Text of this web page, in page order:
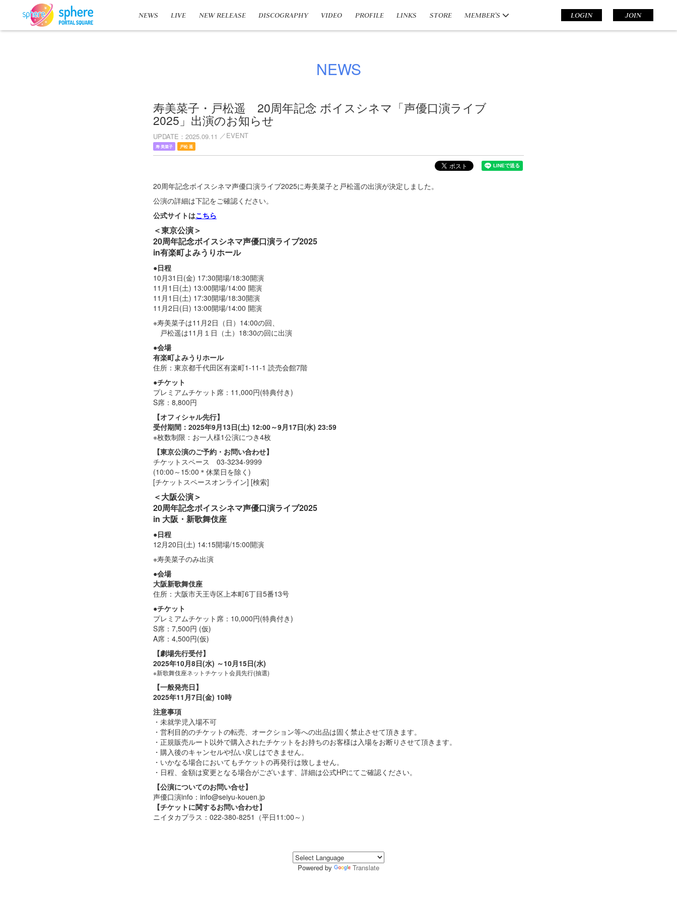
NEWS LIVE NEW RELEASE DISCOGRAPHY VIDEO PROFILE LINKS STORE MEMBER’S LOGIN JOIN
NEWS
寿美菜子・戸松遥 20周年記念 ボイスシネマ「声優口演ライブ
2025」出演のお知らせ
UPDATE 2025.09.11 EVENT
寿 美菜子 戸松 遥
20周年記念ボイスシネマ声優口演ライブ2025に寿美菜子と戸松遥の出演が決定しました。
公演の詳細は下記をご確認ください。
公式サイトはこちら
＜東京公演＞
20周年記念ボイスシネマ声優口演ライブ2025
in有楽町よみうりホール
●日程
10月31日(金) 17:30開場/18:30開演
11月1日(土) 13:00開場/14:00 開演
11月1日(土) 17:30開場/18:30開演
11月2日(日) 13:00開場/14:00 開演
※寿美菜子は11月2日（日）14:00の回、
戸松遥は11月１日（土）18:30の回に出演
●会場
有楽町よみうりホール
住所：東京都千代田区有楽町1-11-1 読売会館7階
●チケット
プレミアムチケット席：11,000円(特典付き)
S席：8,800円
【オフィシャル先行】
受付期間：2025年9月13日(土) 12:00～9月17日(水) 23:59
※枚数制限：お一人様1公演につき4枚
【東京公演のご予約・お問い合わせ】
チケットスペース 03-3234-9999
(10:00～15:00＊休業日を除く)
[チケットスペースオンライン] [検索]
＜大阪公演＞
20周年記念ボイスシネマ声優口演ライブ2025
in 大阪・新歌舞伎座
●日程
12月20日(土) 14:15開場/15:00開演
※寿美菜子のみ出演
●会場
大阪新歌舞伎座
住所：大阪市天王寺区上本町6丁目5番13号
●チケット
プレミアムチケット席：10,000円(特典付き)
S席：7,500円 (仮)
A席：4,500円(仮)
【劇場先行受付】
2025年10月8日(水) ～10月15日(水)
※新歌舞伎座ネットチケット会員先行(抽選)
【一般発売日】
2025年11月7日(金) 10時
注意事項
・未就学児入場不可
・営利目的のチケットの転売、オークション等への出品は固く禁止させて頂きます。
・正規販売ルート以外で購入されたチケットをお持ちのお客様は入場をお断りさせて頂きます。
・購入後のキャンセルや払い戻しはできません。
・いかなる場合においてもチケットの再発行は致しません。
・日程、金額は変更となる場合がございます、詳細は公式HPにてご確認ください。
【公演についてのお問い合せ】
声優口演info：info@seiyu-kouen.jp
【チケットに関するお問い合わせ】
ニイタカプラス：022-380-8251（平日11:00～）
Powered by Translate